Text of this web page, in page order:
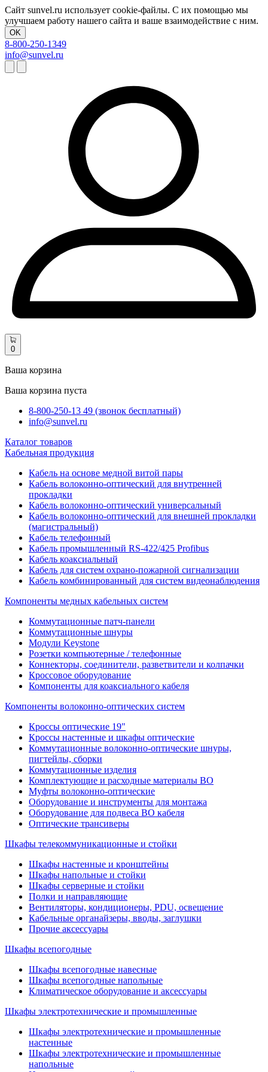
Сайт sunvel.ru использует cookie-файлы. С их помощью мы
улучшаем работу нашего сайта и ваше взаимодействие с ним.
OK
8-800-250-1349
info@sunvel.ru
0
Ваша корзина
Ваша корзина пуста
8-800-250-13 49 (звонок бесплатный)
info@sunvel.ru
Каталог товаров
Кабельная продукция
Кабель на основе медной витой пары
Кабель волоконно-оптический для внутренней
прокладки
Кабель волоконно-оптический универсальный
Кабель волоконно-оптический для внешней прокладки
(магистральный)
Кабель телефонный
Кабель промышленный RS-422/425 Profibus
Кабель коаксиальный
Кабель для систем охрано-пожарной сигнализации
Кабель комбинированный для систем видеонаблюдения
Компоненты медных кабельных систем
Коммутационные патч-панели
Коммутационные шнуры
Модули Keystone
Розетки компьютерные / телефонные
Коннекторы, соединители, разветвители и колпачки
Кроссовое оборудование
Компоненты для коаксиального кабеля
Компоненты волоконно-оптических систем
Кроссы оптические 19"
Кроссы настенные и шкафы оптические
Коммутационные волоконно-оптические шнуры,
пигтейлы, сборки
Коммутационные изделия
Комплектующие и расходные материалы ВО
Муфты волоконно-оптические
Оборудование и инструменты для монтажа
Оборудование для подвеса ВО кабеля
Оптические трансиверы
Шкафы телекоммуникационные и стойки
Шкафы настенные и кронштейны
Шкафы напольные и стойки
Шкафы серверные и стойки
Полки и направляющие
Вентиляторы, кондиционеры, PDU, освещение
Кабельные органайзеры, вводы, заглушки
Прочие аксеcсуары
Шкафы всепогодные
Шкафы всепогодные навесные
Шкафы всепогодные напольные
Климатическое оборудование и аксессуары
Шкафы электротехнические и промышленные
Шкафы электротехнические и промышленные
настенные
Шкафы электротехнические и промышленные
напольные